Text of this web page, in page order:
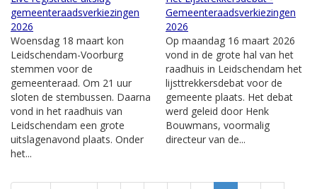
gemeenteraadsverkiezingen
2026
Woensdag 18 maart kon
Leidschendam-Voorburg
stemmen voor de
gemeenteraad. Om 21 uur
sloten de stembussen. Daarna
vond in het raadhuis van
Leidschendam een grote
uitslagenavond plaats. Onder
het...
Gemeenteraadsverkiezingen
2026
Op maandag 16 maart 2026
vond in de grote hal van het
raadhuis in Leidschendam het
lijsttrekkersdebat voor de
gemeente plaats. Het debat
werd geleid door Henk
Bouwmans, voormalig
directeur van de...